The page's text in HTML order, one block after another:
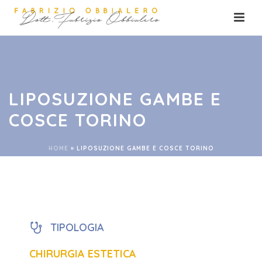
LIPOSUZIONE GAMBE E
COSCE TORINO
HOME » LIPOSUZIONE GAMBE E COSCE TORINO
TIPOLOGIA
CHIRURGIA ESTETICA